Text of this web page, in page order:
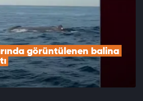
görüntülenen balina